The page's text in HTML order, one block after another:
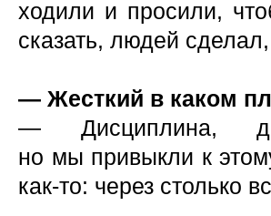
ходили и просили,
сказать, людей
— Жесткий в каком
— Дисциплина,
но мы привыкли к
как-то: через столько